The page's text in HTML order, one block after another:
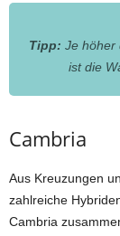
Tipp: Je höher
ist die
Cambria
Aus Kreuzungen
zahlreiche
Cambria